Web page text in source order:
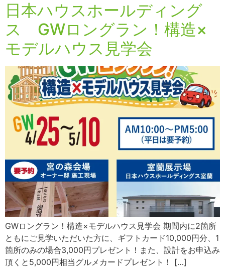
日本ハウスホールディング
ス GWロングラン！構造×
モデルハウス見学会
GWロングラン！構造×モデルハウス見学会 期間内に2箇所
ともにご見学いただいた方に、ギフトカード10,000円分、1
箇所のみの場合3,000円プレゼント！また、設計をお申込み
頂くと5,000円相当グルメカードプレゼント！ […]